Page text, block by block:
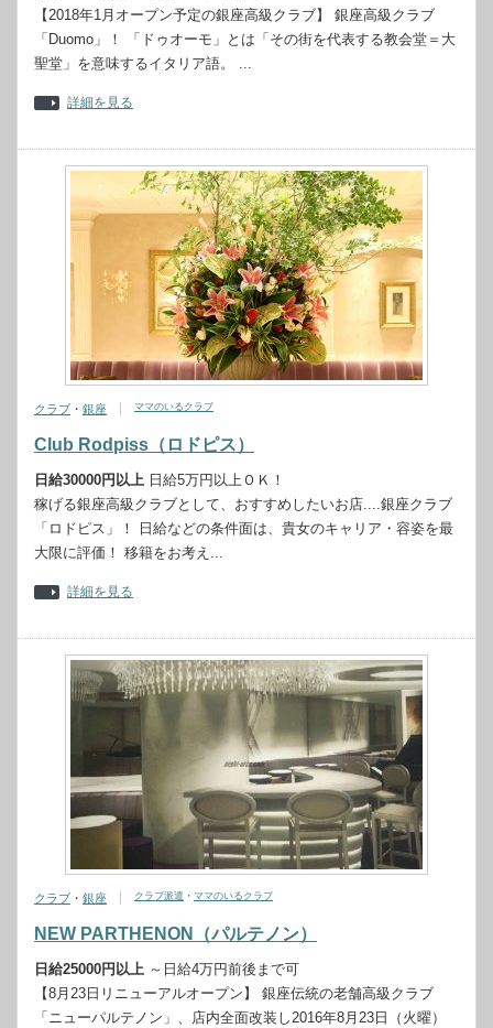
【2018年1月オープン予定の銀座高級クラブ】 銀座高級クラブ
「Duomo」！ 「ドゥオーモ」とは「その街を代表する教会堂＝大
聖堂」を意味するイタリア語。 ...
詳細を見る
クラブ ・ 銀座 ママのいるクラブ
Club Rodpiss（ロドピス）
日給30000円以上 日給5万円以上ＯＫ！
稼げる銀座高級クラブとして、おすすめしたいお店....銀座クラブ
「ロドピス」！ 日給などの条件面は、貴女のキャリア・容姿を最
大限に評価！ 移籍をお考え...
詳細を見る
クラブ ・ 銀座 クラブ派遣 ・ ママのいるクラブ
NEW PARTHENON（パルテノン）
日給25000円以上 ～日給4万円前後まで可
【8月23日リニューアルオープン】 銀座伝統の老舗高級クラブ
「ニューパルテノン」、店内全面改装し2016年8月23日（火曜）